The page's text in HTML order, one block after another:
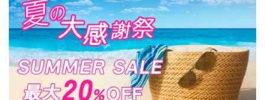
暖かい 大人可愛い 大
人女子 [LW-CFJ012]